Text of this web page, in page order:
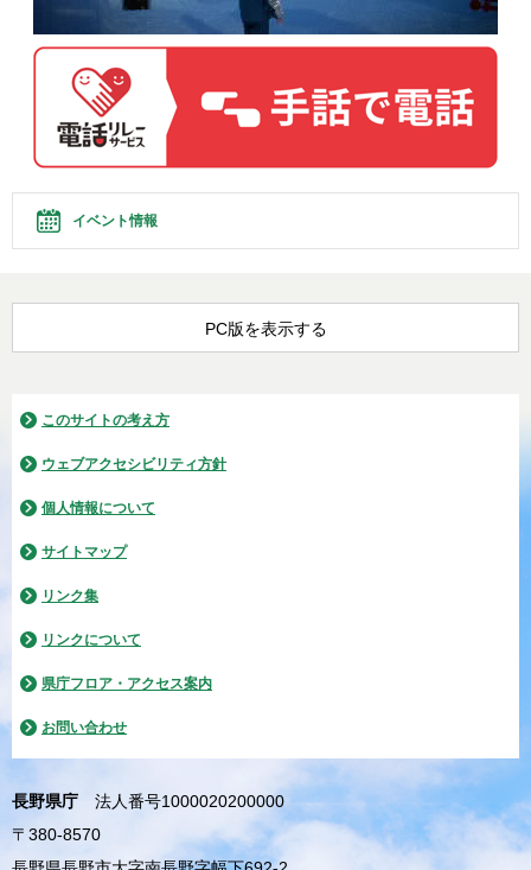
イベント情報
PC版を表示する
このサイトの考え方
ウェブアクセシビリティ方針
個人情報について
サイトマップ
リンク集
リンクについて
県庁フロア・アクセス案内
お問い合わせ
長野県庁
法人番号1000020200000
〒380-8570